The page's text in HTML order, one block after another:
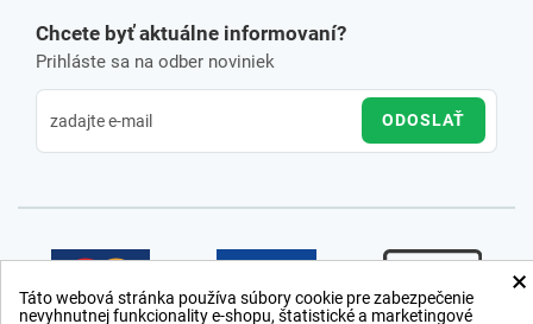
Chcete byť aktuálne informovaní?
Prihláste sa na odber noviniek
ODOSLAŤ
×
Táto webová stránka používa súbory cookie pre zabezpečenie
nevyhnutnej funkcionality e-shopu, štatistické a marketingové